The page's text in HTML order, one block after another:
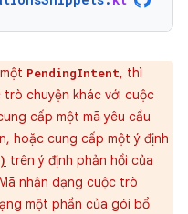
PendingIntent, thì
chuyện khác với cuộc
cấp một mã yêu cầu
hoặc cung cấp một ý định
trên ý định phản hồi của
nhận dạng cuộc trò
một phần của gói bổ